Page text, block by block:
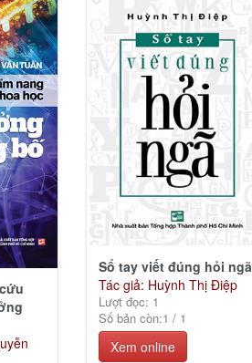
Sổ tay viết đúng hỏi ngã
Tác giả: Huỳnh Thị Điệp
Lượt đọc: 1
Số bản còn:1 /1
Xem online